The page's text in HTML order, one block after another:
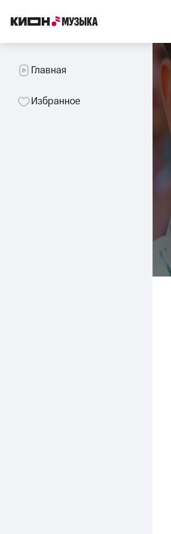
Главная
Избранное